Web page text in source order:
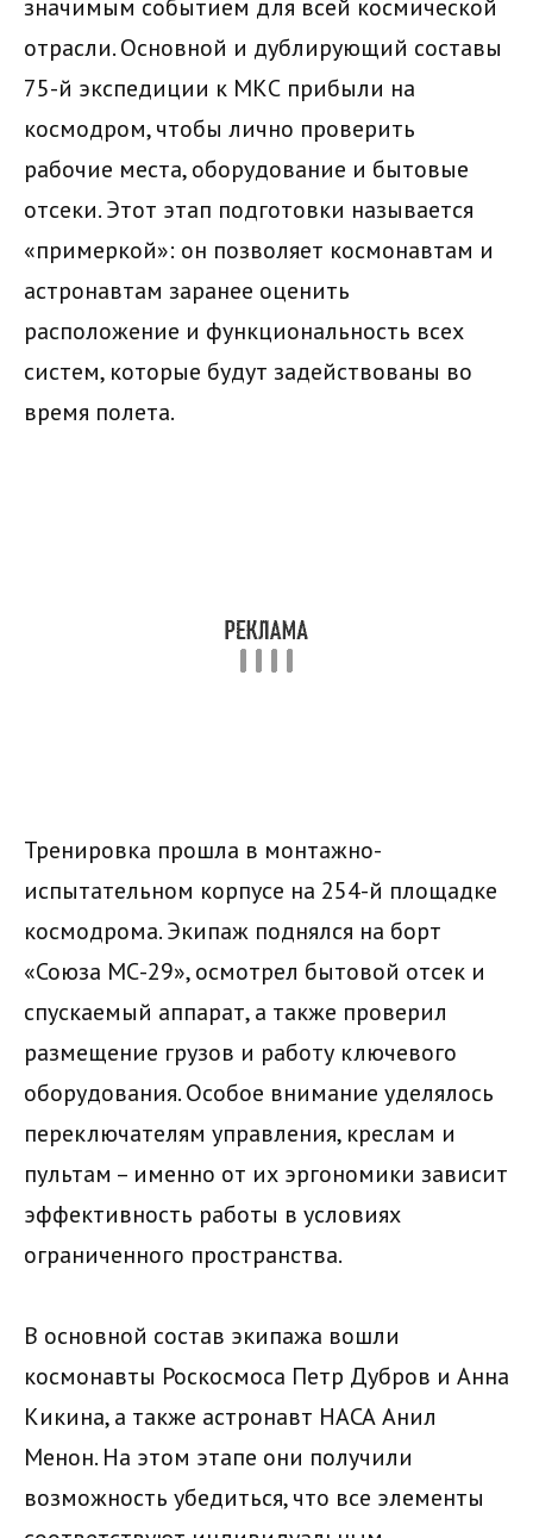
значимым событием для всей космической
отрасли. Основной и дублирующий составы
75-й экспедиции к МКС прибыли на
космодром, чтобы лично проверить
рабочие места, оборудование и бытовые
отсеки. Этот этап подготовки называется
«примеркой»: он позволяет космонавтам и
астронавтам заранее оценить
расположение и функциональность всех
систем, которые будут задействованы во
время полета.
Тренировка прошла в монтажно-
испытательном корпусе на 254-й площадке
космодрома. Экипаж поднялся на борт
«Союза МС-29», осмотрел бытовой отсек и
спускаемый аппарат, а также проверил
размещение грузов и работу ключевого
оборудования. Особое внимание уделялось
переключателям управления, креслам и
пультам – именно от их эргономики зависит
эффективность работы в условиях
ограниченного пространства.
В основной состав экипажа вошли
космонавты Роскосмоса Петр Дубров и Анна
Кикина, а также астронавт НАСА Анил
Менон. На этом этапе они получили
возможность убедиться, что все элементы